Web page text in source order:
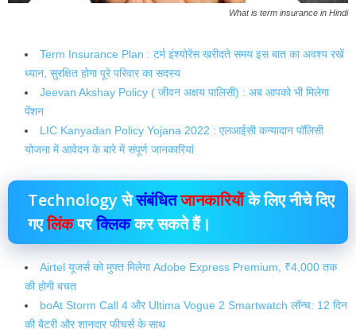
What is term insurance in Hindi
Term Insurance Plan : टर्म इंश्योरेंस खरीदते समय इस बात का अवश्य रखें
ध्यान, सुरक्षित होगा पूरे परिवार का सदस्य
Jeevan Akshay Policy ( जीवन अक्षय पालिसी) : अब आपको भी मिलेगा
पेंशन
LIC Kanyadan Policy Yojana 2022 : एलआईसी कन्यादान पॉलिसी
योजना में आवेदन के बारे में संपूर्ण जानकारियां
Technology सेसंबंधितजानकारियोंके लिए नीचे दिए
गएलिंकपरक्लिककर सकते हैं।
Airtel यूजर्स को मुफ्त मिलेगा Adobe Express Premium, ₹4,000 तक
की होगी बचत
boAt Storm Call 4 और Ultima Vogue 2 Smartwatch लॉन्च: 12 दिन
की बैटरी और शानदार फीचर्स के साथ